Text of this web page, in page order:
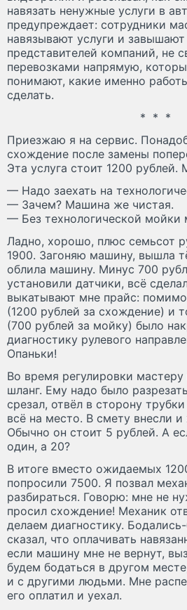
навязать ненужные услуги в
предупреждает: сотрудники
навязывают услуги и
представителей компаний, не
перевозками напрямую,
понимают, какие именно
сделать.
* * *
Приезжаю я на сервис.
схождение после замены
Эта услуга стоит 1200 рублей.
— Надо заехать на
— Зачем? Машина же чистая.
— Без технологической мойки
Ладно, хорошо, плюс семьсот
1900. Загоняю машину, вышла
облила машину. Минус 700
установили датчики, всё
выкатывают мне прайc:
(1200 рублей за схождение) и
(700 рублей за мойку) было
диагностику рулевого
Опаньки!
Во время регулировки
шланг. Ему надо было
срезал, отвёл в сторону
всё на место. В смету внесли
Обычно он стоит 5 рублей. А
один, а 20?
В итоге вместо ожидаемых
попросили 7500. Я позвал
разбираться. Говорю: мне не
просил схождение! Механик
делаем диагностику.
сказал, что оплачивать
если машину мне не вернут,
будем бодаться в другом
и с другими людьми. Мне
его оплатил и уехал.